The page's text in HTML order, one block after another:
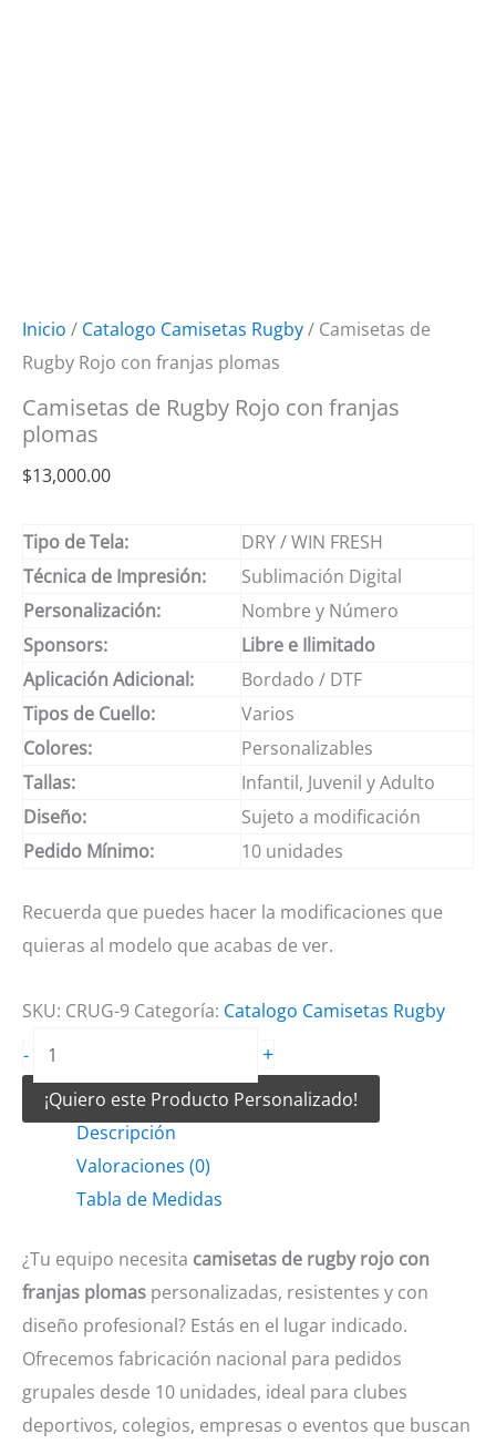
Inicio / Catalogo Camisetas Rugby/ Camisetas de
Rugby Rojo con franjas plomas
Camisetas de Rugby Rojo con franjas
plomas
$13,000.00
Tipo de Tela:
DRY / WIN FRESH
Técnica de Impresión:
Sublimación Digital
Personalización:
Nombre y Número
Sponsors:
Libre e Ilimitado
Aplicación Adicional:
Bordado / DTF
Tipos de Cuello:
Varios
Colores:
Personalizables
Tallas:
Infantil, Juvenil y Adulto
Diseño:
Sujeto a modificación
Pedido Mínimo:
10 unidades
Recuerda que puedes hacer la modificaciones que
quieras al modelo que acabas de ver.
SKU: CRUG-9 Categoría: Catalogo Camisetas Rugby
-
Camisetas
de
Rugby
franjas
cantidad
+
¡Quiero este Producto Personalizado!
Descripción
Valoraciones (0)
Tabla de Medidas
¿Tu equipo necesita camisetas de rugby rojo con
franjas plomas personalizadas, resistentes y con
diseño profesional? Estás en el lugar indicado.
Ofrecemos fabricación nacional para pedidos
grupales desde 10 unidades, ideal para clubes
deportivos, colegios, empresas o eventos que buscan